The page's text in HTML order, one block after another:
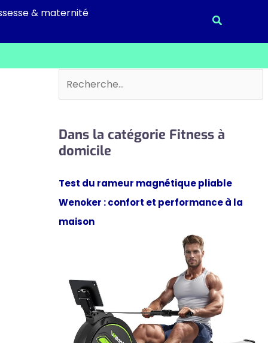
& maternité
Rechercher
Dans la catégorie Fitness à
domicile
Test du rameur magnétique pliable
Wenoker : confort et performance à la
maison